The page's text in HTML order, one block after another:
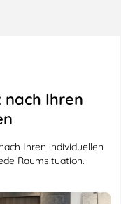
Ihren
Ihren individuellen
Raumsituation.